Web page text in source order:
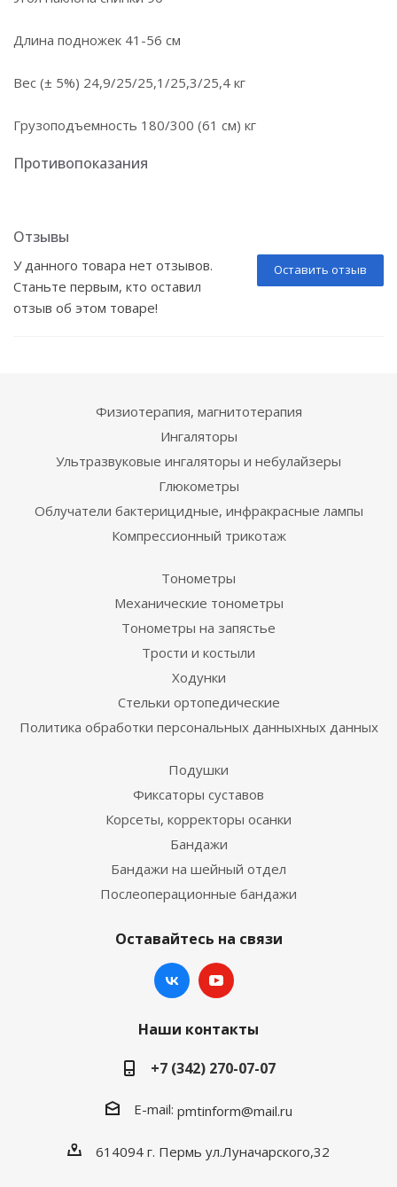
Длина подножек 41-56 см
Вес (± 5%) 24,9/25/25,1/25,3/25,4 кг
Грузоподъемность 180/300 (61 см) кг
Противопоказания
Отзывы
Оставить отзыв
У данного товара нет отзывов.
Станьте первым, кто оставил
отзыв об этом товаре!
Физиотерапия, магнитотерапия
Ингаляторы
Ультразвуковые ингаляторы и небулайзеры
Глюкометры
Облучатели бактерицидные, инфракрасные лампы
Компрессионный трикотаж
Тонометры
Механические тонометры
Тонометры на запястье
Трости и костыли
Ходунки
Стельки ортопедические
Политика обработки персональных данныхных данных
Подушки
Фиксаторы суставов
Корсеты, корректоры осанки
Бандажи
Бандажи на шейный отдел
Послеоперационные бандажи
Оставайтесь на связи
Наши контакты
+7 (342) 270-07-07
E-mail: pmtinform@mail.ru
614094 г. Пермь ул.Луначарского,32